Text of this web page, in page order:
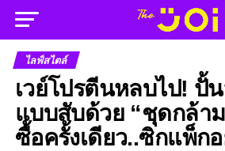
ไลฟ์สไตล์
เวย์โปรตีนหลบไป! ปั้
แบบสับด้วย “ชุดกล้า
ซื้อครั้งเดียว..ซิกแพ็ก